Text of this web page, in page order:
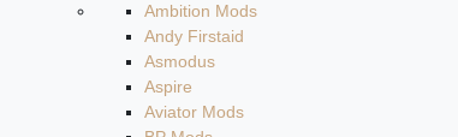
Ambition Mods
Andy Firstaid
Asmodus
Aspire
Aviator Mods